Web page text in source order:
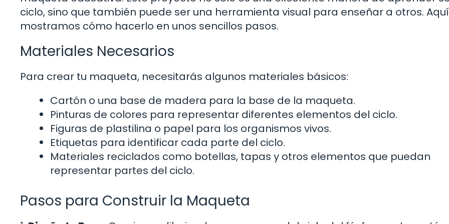
ciclo, sino que también puede ser una herramienta visual para enseñar a otros.
mostramos cómo hacerlo en unos sencillos pasos.
Materiales Necesarios
Para crear tu maqueta, necesitarás algunos materiales básicos:
Cartón o una base de madera para la base de la maqueta.
Pinturas de colores para representar diferentes elementos del ciclo.
Figuras de plastilina o papel para los organismos vivos.
Etiquetas para identificar cada parte del ciclo.
Materiales reciclados como botellas, tapas y otros elementos que puedan
representar partes del ciclo.
Pasos para Construir la Maqueta